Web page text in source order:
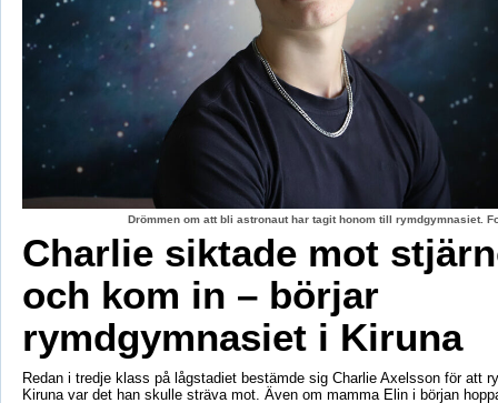
Drömmen om att bli astronaut har tagit honom till rymdgymnasiet.
Charlie siktade mot
och kom in – börjar
rymdgymnasiet i Kiruna
Redan i tredje klass på lågstadiet bestämde sig Charlie Axelsson för att
Kiruna var det han skulle sträva mot. Även om mamma Elin i början